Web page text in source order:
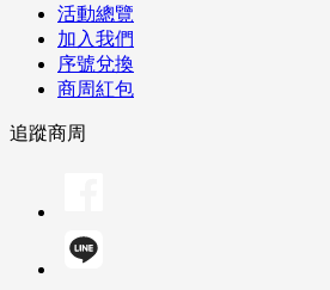
活動總覽
加入我們
序號兌換
商周紅包
追蹤商周